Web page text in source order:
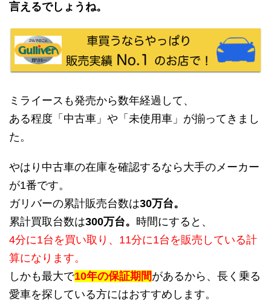
言えるでしょうね。
ミライースも発売から数年経過して、
ある程度「中古車」や「未使用車」が揃ってきまし
た。
やはり中古車の在庫を確認するなら大手のメーカー
が1番です。
ガリバーの累計販売台数は30万台。
累計買取台数は300万台。 時間にすると、
4分に1台を買い取り、11分に1台を販売している計
算になります。
しかも最大で10年の保証期間があるから、長く乗る
愛車を探している方にはおすすめします。